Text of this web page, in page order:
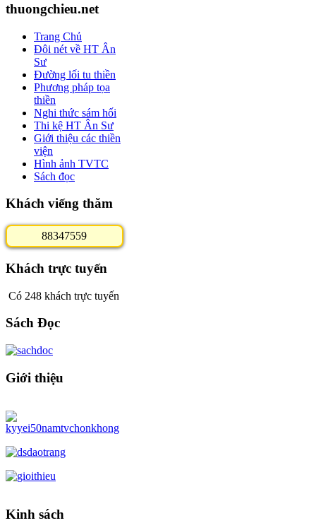
thuongchieu.net
Trang Chủ
Đôi nét về HT Ân
Sư
Đường lối tu thiền
Phương pháp tọa
thiền
Nghi thức sám hối
Thi kệ HT Ân Sư
Giới thiệu các thiền
viện
Hình ảnh TVTC
Sách đọc
Khách viếng thăm
88347559
Khách trực tuyến
Có 248 khách trực tuyến
Sách Đọc
Giới thiệu
Kinh sách